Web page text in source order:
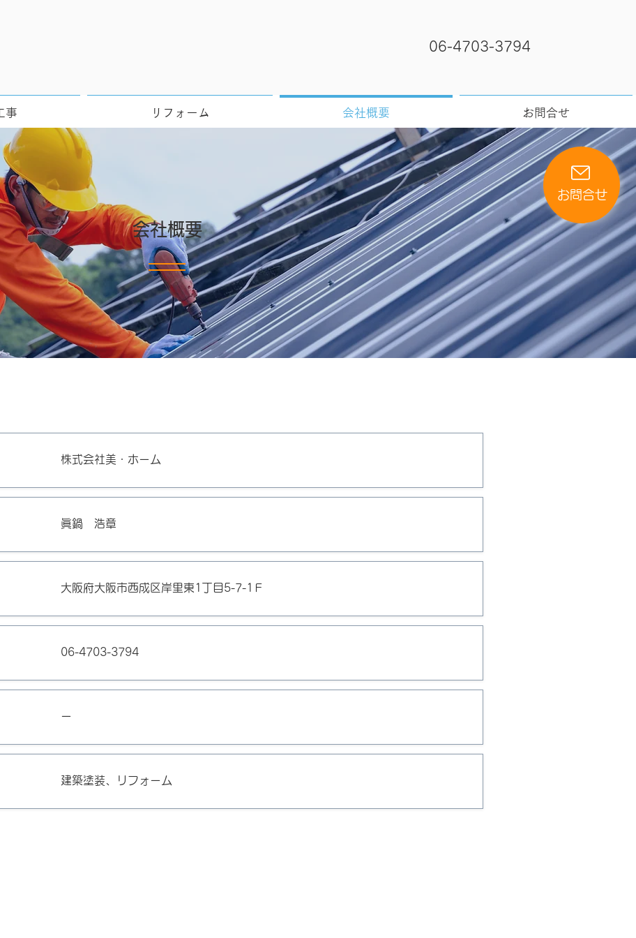
06-4703-3794
事 リフォーム 会社概要 お問合せ
会社概要
​株式会社美・ホーム
眞鍋 浩章
大阪府大阪市西成区岸里東1丁目5-7-1Ｆ
06-4703-3794
ー
建築塗装、リフォーム
お問合せ